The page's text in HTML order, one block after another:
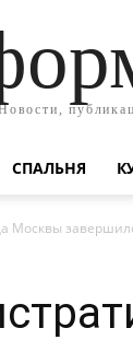
СПАЛЬНЯ
Москвы